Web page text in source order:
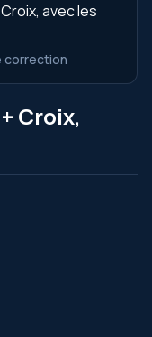
avec les
correction
Croix,